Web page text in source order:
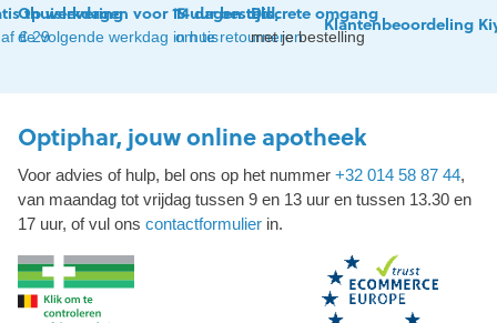
thuislevering
€ 29
Op werkdagen voor 15 uur besteld,
de volgende werkdag in huis
14 dagen tijd
om te retourneren
Discrete omgang
met je bestelling
Klantenbeoordeling
Optiphar, jouw online apotheek
Voor advies of hulp, bel ons op het nummer +32 014 58 87 44,
van maandag tot vrijdag tussen 9 en 13 uur en tussen 13.30 en
17 uur, of vul ons contactformulier in.